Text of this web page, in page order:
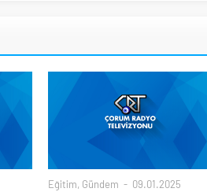
Eğitim, Gündem 09.01.2025